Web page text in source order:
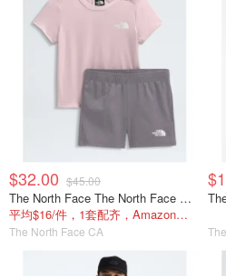
$32.00 $45.00
The North Face The North Face Baby 24/7 套装
平均$16/件，1套配齐，Amazon套装$41
The North Face CA